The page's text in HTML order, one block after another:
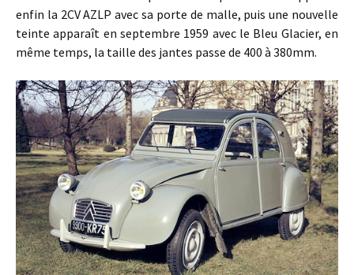
enfin la 2CV AZLP avec sa porte de malle, puis une nouvelle
teinte apparaît en septembre 1959 avec le Bleu Glacier, en
même temps, la taille des jantes passe de 400 à 380mm.